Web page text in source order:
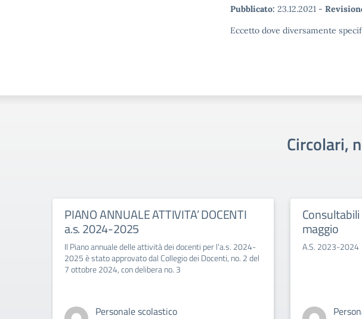
Pubblicato: 23.12.2021 -
Eccetto dove diversamente
Circolari,
PIANO ANNUALE ATTIVITA’ DOCENTI
a.s. 2024-2025
Il Piano annuale delle attività dei docenti per l'a.s. 2024-
2025 è stato approvato dal Collegio dei Docenti, no. 2 del
7 ottobre 2024, con delibera no. 3
Personale scolastico
maggio
A.S. 2023-2024